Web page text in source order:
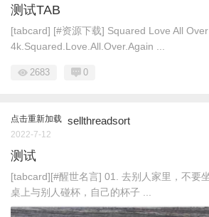
测试TAB
[tabcard] [#资源下载] Squared Love All
4k.Squared.Love.All.Over.Again ...
2683 0
点击重新加载 sellthreadsort
2022-7-12
测试
[tabcard][#醒世名言] 01. 去别人家里，不要
桌上与别人碰杯，自己的杯子 ...